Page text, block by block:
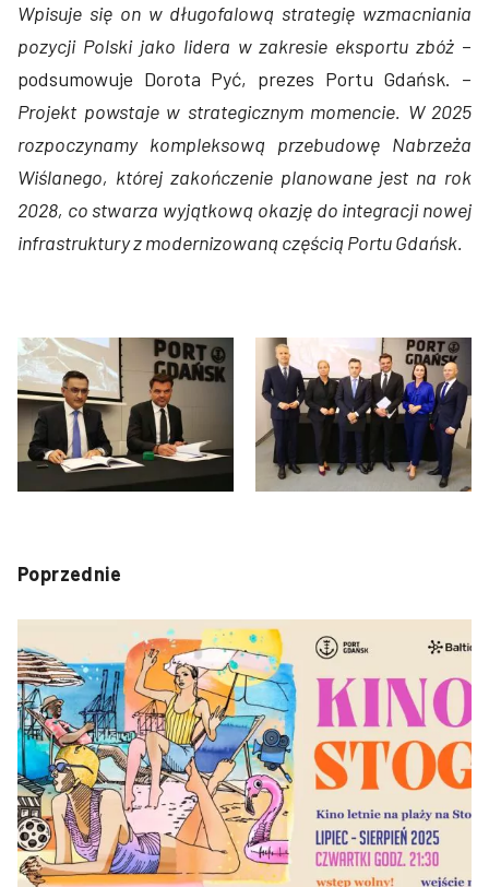
Wpisuje się on w długofalową strategię wzmacniania
pozycji Polski jako lidera w zakresie eksportu zbóż –
podsumowuje Dorota Pyć, prezes Portu Gdańsk. –
Projekt powstaje w strategicznym momencie. W 2025
rozpoczynamy kompleksową przebudowę Nabrzeża
Wiślanego, której zakończenie planowane jest na rok
2028, co stwarza wyjątkową okazję do integracji nowej
infrastruktury z modernizowaną częścią Portu Gdańsk.
Poprzednie